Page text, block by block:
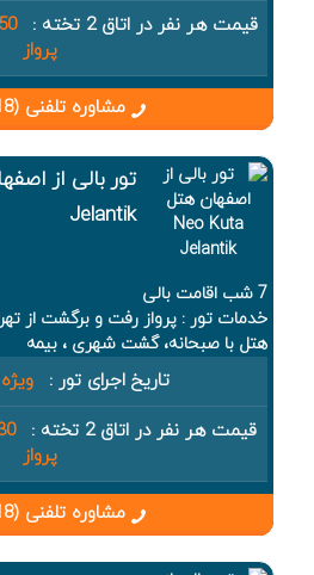
قیمت هر نفر در اتاق 2 تخته :
پرواز
مشاوره تلفنی (34118-031)
Jelantik
7 شب اقامت بالی
خدمات تور : پرواز رفت و برگشت از
هتل با صبحانه، گشت شهری ، بیمه
تاریخ اجرای تور :
قیمت هر نفر در اتاق 2 تخته :
پرواز
مشاوره تلفنی (34118-031)